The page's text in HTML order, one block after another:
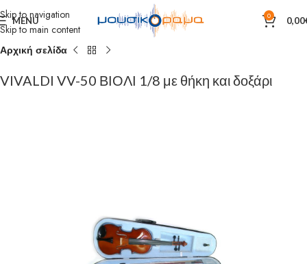
Skip to navigation
Skip to main content
MENU 0 0,00
Αρχική σελίδα
VIVALDI VV-50 ΒΙΟΛΙ 1/8 με θήκη και δοξάρι